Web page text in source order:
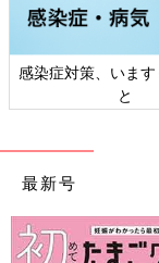
高見えな掛け
感染症対策、います
と
最新号